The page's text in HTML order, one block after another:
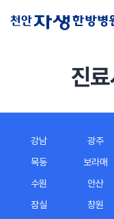
진
강남 광주
목동
보라매
수원
안산
잠실
창원